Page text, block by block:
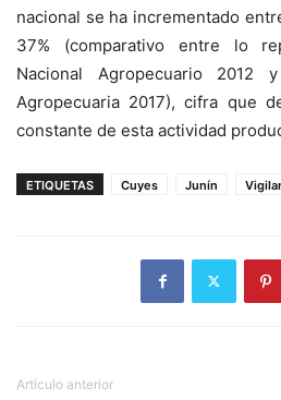
nacional se ha incrementado
37% (comparativo entre lo
Nacional Agropecuario 2012
Agropecuaria 2017), cifra que
constante de esta actividad
ETIQUETAS Cuyes Junín
Artículo anterior